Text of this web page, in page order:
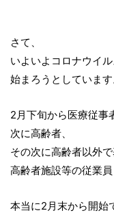
さて、
いよいよコロナウイ
始まろうとしています
2月下旬から医療従事
次に高齢者、
その次に高齢者以外
高齢者施設等の従業員
本当に2月末から開始